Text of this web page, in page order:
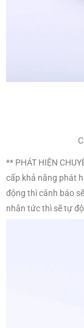
** PHÁT HIỆN
cấp khả năng phát
động thì cảnh báo
nhắn tức thì sẽ tự